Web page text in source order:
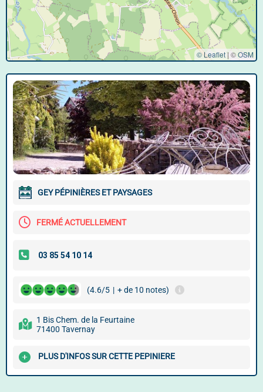
© Leaflet |©OSM
GEY PÉPINIÈRES ET PAYSAGES
FERMÉ ACTUELLEMENT
(4.6/5 | + de 10 notes)
1 Bis Chem. de la Feurtaine
71400 Tavernay
PLUS D'INFOS SUR CETTE PEPINIERE